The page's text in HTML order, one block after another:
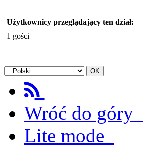
Użytkownicy przeglądający ten dział:
1 gości
Wróć do góry
Lite mode